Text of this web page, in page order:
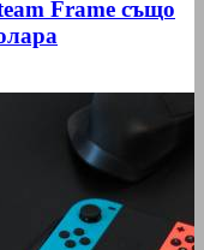
Frame също